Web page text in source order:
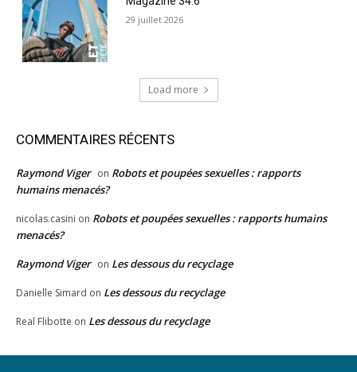
29 juillet 2026
Load more
COMMENTAIRES RÉCENTS
Raymond Viger on Robots et poupées sexuelles : rapports
humains menacés?
nicolas.casini on Robots et poupées sexuelles : rapports humains
menacés?
Raymond Viger on Les dessous du recyclage
Danielle Simard on Les dessous du recyclage
Real Flibotte on Les dessous du recyclage